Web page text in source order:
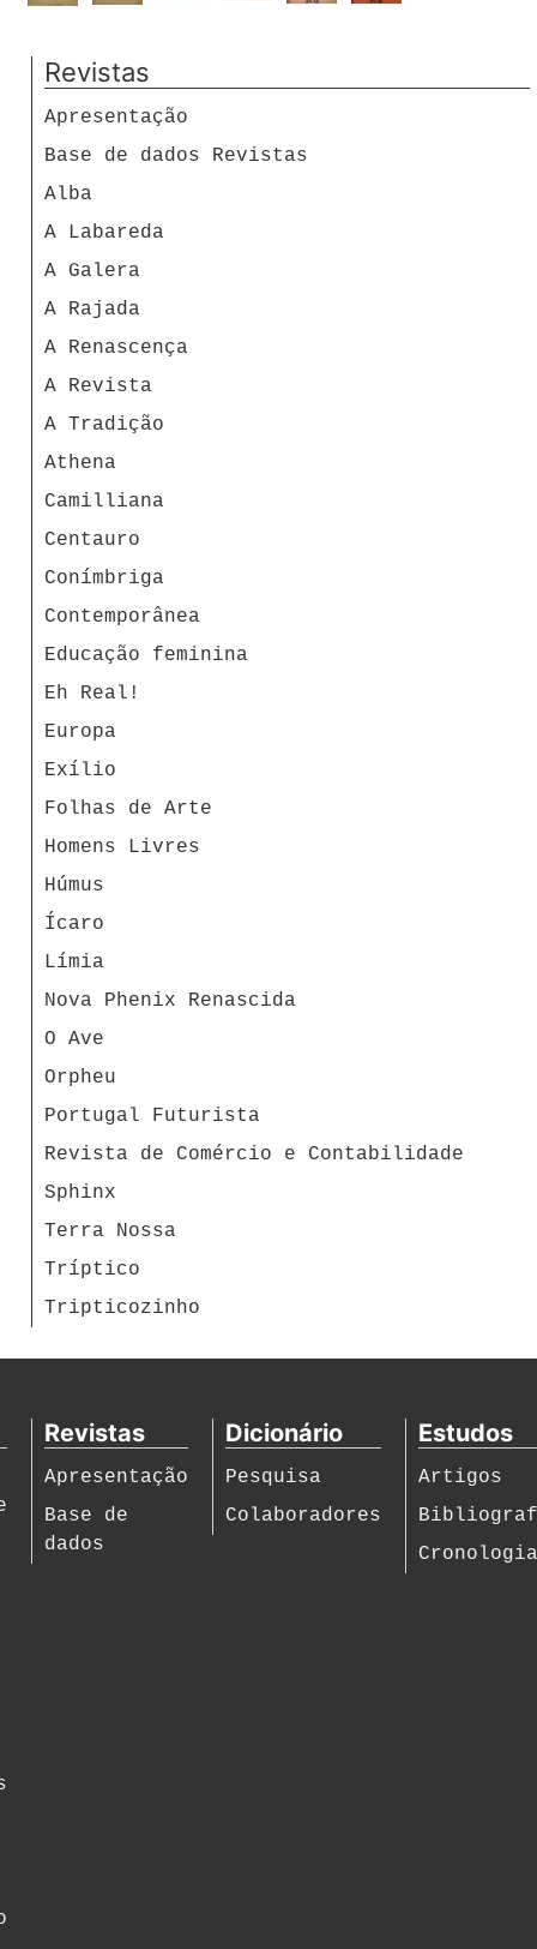
Revistas
Apresentação
Base de dados Revistas
Alba
A Labareda
A Galera
A Rajada
A Renascença
A Revista
A Tradição
Athena
Camilliana
Centauro
Conímbriga
Contemporânea
Educação feminina
Eh Real!
Europa
Exílio
Folhas de Arte
Homens Livres
Húmus
Ícaro
Límia
Nova Phenix Renascida
O Ave
Orpheu
Portugal Futurista
Revista de Comércio e Contabilidade
Sphinx
Terra Nossa
Tríptico
Tripticozinho
Revistas
Apresentação
Base de
dados
Dicionário
Pesquisa
Colaboradores
Estudos
Artigos